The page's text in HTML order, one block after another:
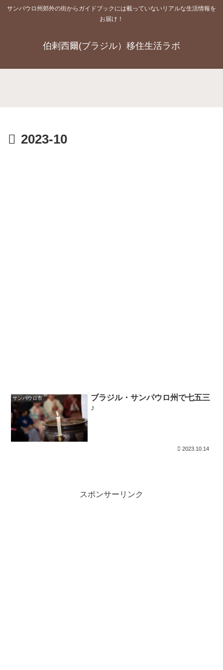
サンパウロ州郊外の街からガイドブックには載っていないリアルな生活情報を
お届け！
伯剌西爾(ブラジル）移住生活ラボ
2023-10
サンパウロ市
ブラジル・サンパウロ州で七五三
♪
2023.10.14
スポンサーリンク